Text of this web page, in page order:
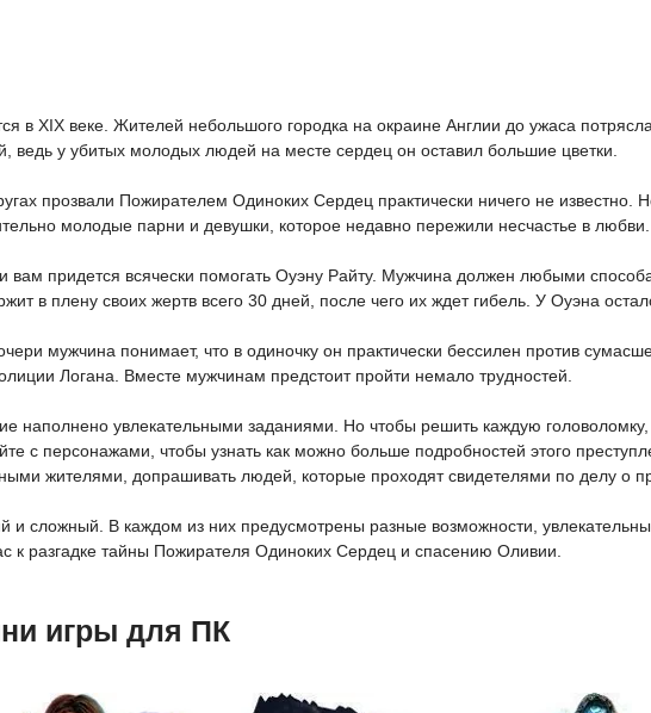
в XIX веке. Жителей небольшого городка на окраине Англии до ужаса
ведь у убитых молодых людей на месте сердец он оставил большие цветки.
прозвали Пожирателем Одиноких Сердец практически ничего не известно.
молодые парни и девушки, которое недавно пережили несчастье в любви.
вам придется всячески помогать Оуэну Райту. Мужчина должен любыми
в плену своих жертв всего 30 дней, после чего их ждет гибель. У Оуэна
мужчина понимает, что в одиночку он практически бессилен против
Логана. Вместе мужчинам предстоит пройти немало трудностей.
наполнено увлекательными заданиями. Но чтобы решить каждую
с персонажами, чтобы узнать как можно больше подробностей этого
жителями, допрашивать людей, которые проходят свидетелями по делу о
и сложный. В каждом из них предусмотрены разные возможности,
к разгадке тайны Пожирателя Одиноких Сердец и спасению Оливии.
игры для ПК